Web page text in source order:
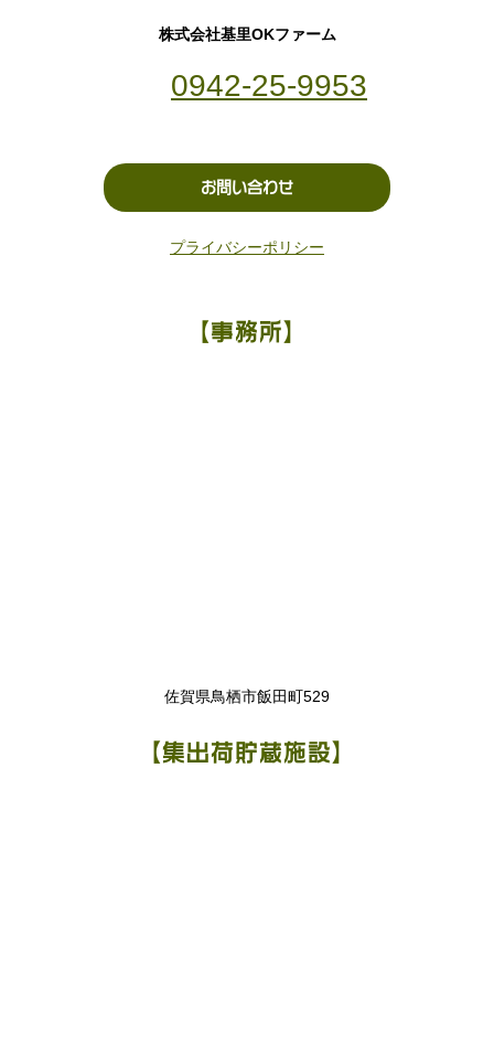
株式会社基里OKファーム
0942-25-9953
お問い合わせ
プライバシーポリシー
【事務所】
佐賀県鳥栖市飯田町529
【集出荷貯蔵施設】